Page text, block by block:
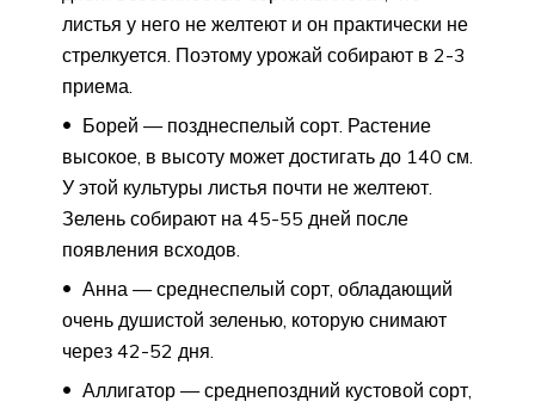
листья у него не желтеют и он практически не
стрелкуется. Поэтому урожай собирают в 2-3
приема.
Борей — позднеспелый сорт. Растение
высокое, в высоту может достигать до 140 см.
У этой культуры листья почти не желтеют.
Зелень собирают на 45-55 дней после
появления всходов.
Анна — среднеспелый сорт, обладающий
очень душистой зеленью, которую снимают
через 42-52 дня.
Аллигатор — среднепоздний кустовой сорт,